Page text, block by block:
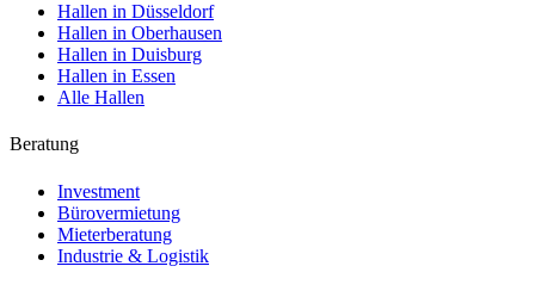
Hallen in Düsseldorf
Hallen in Oberhausen
Hallen in Duisburg
Hallen in Essen
Alle Hallen
Beratung
Investment
Bürovermietung
Mieterberatung
Industrie & Logistik